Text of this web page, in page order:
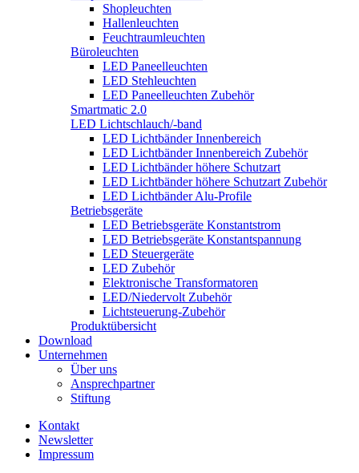
Shopleuchten
Hallenleuchten
Feuchtraumleuchten
Büroleuchten
LED Paneelleuchten
LED Stehleuchten
LED Paneelleuchten Zubehör
Smartmatic 2.0
LED Lichtschlauch/-band
LED Lichtbänder Innenbereich
LED Lichtbänder Innenbereich Zubehör
LED Lichtbänder höhere Schutzart
LED Lichtbänder höhere Schutzart Zubehör
LED Lichtbänder Alu-Profile
Betriebsgeräte
LED Betriebsgeräte Konstantstrom
LED Betriebsgeräte Konstantspannung
LED Steuergeräte
LED Zubehör
Elektronische Transformatoren
LED/Niedervolt Zubehör
Lichtsteuerung-Zubehör
Produktübersicht
Download
Unternehmen
Über uns
Ansprechpartner
Stiftung
Kontakt
Newsletter
Impressum